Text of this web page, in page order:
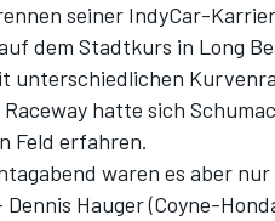
seiner IndyCar-
dem Stadtkurs in Long
unterschiedlichen
hatte sich
Feld erfahren.
waren es aber
Hauger (Coyne-